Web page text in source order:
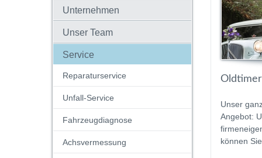
Unternehmen
Unser Team
Service
Reparaturservice
Unfall-Service
Fahrzeugdiagnose
Achsvermessung
Unser
Angebot:
können